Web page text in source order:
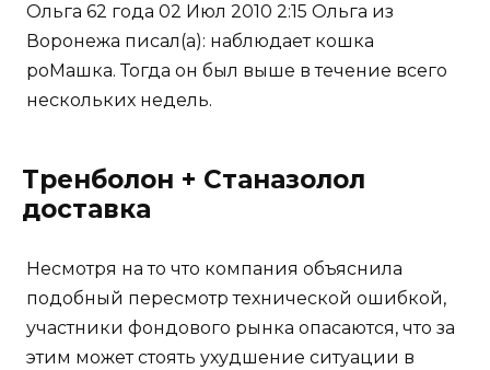
Ольга 62 года 02 Июл 2010 2:15 Ольга из
Воронежа писал(а): наблюдает кошка
роМашка. Тогда он был выше в течение всего
нескольких недель.
Тренболон + Станазолол
доставка
Несмотря на то что компания объяснила
подобный пересмотр технической ошибкой,
участники фондового рынка опасаются, что за
этим может стоять ухудшение ситуации в